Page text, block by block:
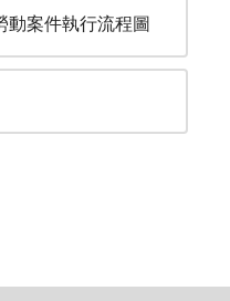
動案件執行流程圖